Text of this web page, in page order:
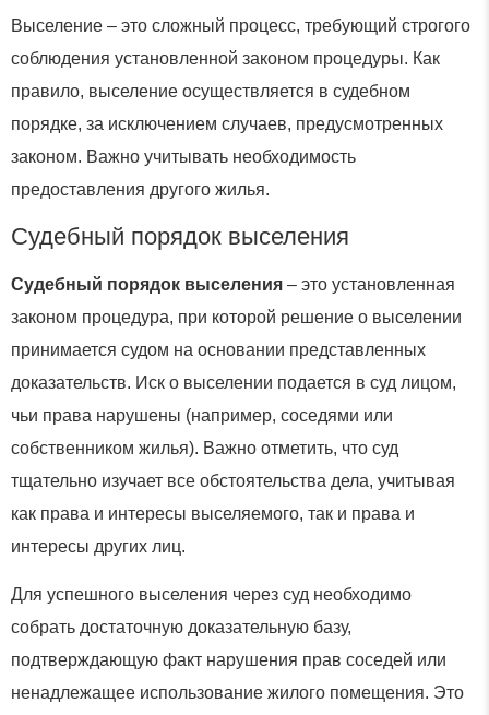
Выселение – это сложный процесс, требующий строгого
соблюдения установленной законом процедуры. Как
правило, выселение осуществляется в судебном
порядке, за исключением случаев, предусмотренных
законом. Важно учитывать необходимость
предоставления другого жилья.
Судебный порядок выселения
Судебный порядок выселения – это установленная
законом процедура, при которой решение о выселении
принимается судом на основании представленных
доказательств. Иск о выселении подается в суд лицом,
чьи права нарушены (например, соседями или
собственником жилья). Важно отметить, что суд
тщательно изучает все обстоятельства дела, учитывая
как права и интересы выселяемого, так и права и
интересы других лиц.
Для успешного выселения через суд необходимо
собрать достаточную доказательную базу,
подтверждающую факт нарушения прав соседей или
ненадлежащее использование жилого помещения. Это